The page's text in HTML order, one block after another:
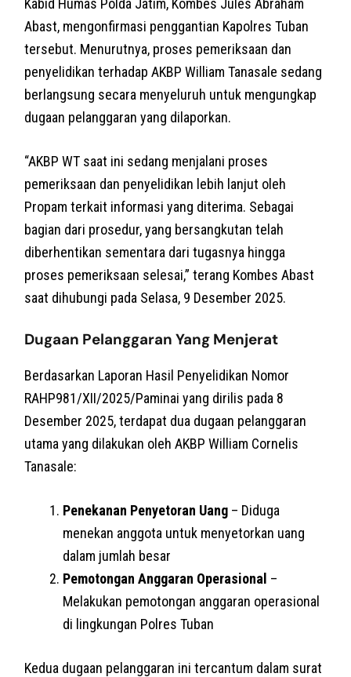
Abast, mengonfirmasi penggantian Kapolres Tuban
tersebut. Menurutnya, proses pemeriksaan dan
penyelidikan terhadap AKBP William Tanasale sedang
berlangsung secara menyeluruh untuk mengungkap
dugaan pelanggaran yang dilaporkan.
“AKBP WT saat ini sedang menjalani proses
pemeriksaan dan penyelidikan lebih lanjut oleh
Propam terkait informasi yang diterima. Sebagai
bagian dari prosedur, yang bersangkutan telah
diberhentikan sementara dari tugasnya hingga
proses pemeriksaan selesai,” terang Kombes Abast
saat dihubungi pada Selasa, 9 Desember 2025.
Dugaan Pelanggaran Yang Menjerat
Berdasarkan Laporan Hasil Penyelidikan Nomor
RAHP981/XII/2025/Paminai yang dirilis pada 8
Desember 2025, terdapat dua dugaan pelanggaran
utama yang dilakukan oleh AKBP William Cornelis
Tanasale:
Penekanan Penyetoran Uang – Diduga
menekan anggota untuk menyetorkan uang
dalam jumlah besar
Pemotongan Anggaran Operasional –
Melakukan pemotongan anggaran operasional
di lingkungan Polres Tuban
Kedua dugaan pelanggaran ini tercantum dalam surat